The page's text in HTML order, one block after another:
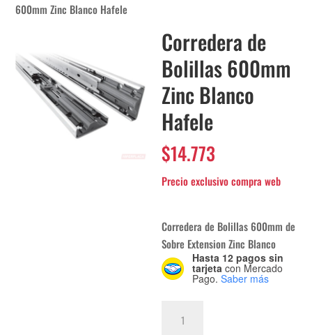
600mm Zinc Blanco Hafele
Corredera de
Bolillas 600mm
Zinc Blanco
Hafele
$14.773
Corredera de Bolillas 600mm de
Sobre Extension Zinc Blanco
Hasta 12 pagos sin
tarjeta con Mercado
Pago. Saber más